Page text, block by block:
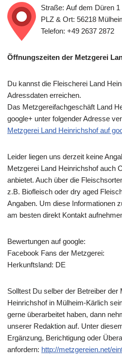
Straße: Auf dem Düren 1
PLZ & Ort: 56218
Telefon: +49 2637 2872
Öffnungszeiten der Metzgerei
Du kannst die Fleischerei Land
Adressdaten erreichen.
Das Metzgereifachgeschäft Land
google+ unter folgender Adresse
Metzgerei Land Heinrichshof auf
Leider liegen uns derzeit keine
Metzgerei Land Heinrichshofauch
anbietet. Auch über die
z.B. Biofleisch oder dry aged
Angaben. Um diese Informationen
am besten direkt Kontakt
Bewertungen auf google:
Facebook Fans der Metzgerei:
Herkunftsland: DE
Solltest Du selber der Betreiber der
Heinrichshof in Mülheim-Kärlich
gerne überarbeitet haben, dann
unserer Redaktion auf. Unter
Ergänzung, Berichtigung oder
anfordern: http://metzgereien.net/